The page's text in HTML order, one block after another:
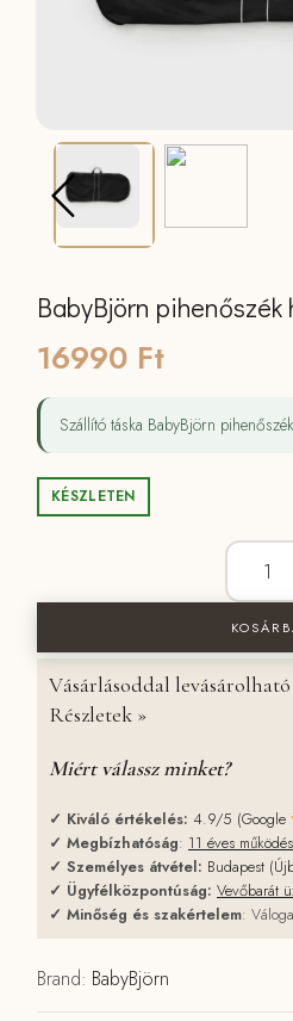
BabyBjörn
16990 Ft
Szállító táska BabyBjörn
KÉSZLETEN
Vásárlásoddal
Részletek »
Miért válassz minket?
✓ Kiváló értékelés: 4.9/5 (Google
✓ Megbízhatóság: 11 éves működés
✓ Személyes átvétel: Budapest
✓ Ügyfélközpontúság: Vevőbarát
✓ Minőség és szakértelem:
Brand: BabyBjörn